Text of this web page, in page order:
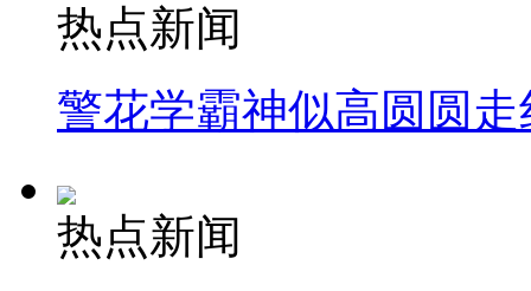
热点新闻
警花学霸神似高圆圆走
热点新闻